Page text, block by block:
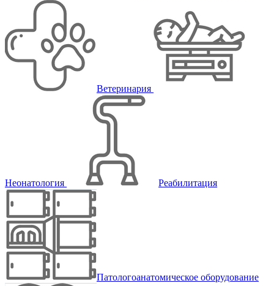
Ветеринария
Неонатология Реабилитация
Патологоанатомическое оборудование